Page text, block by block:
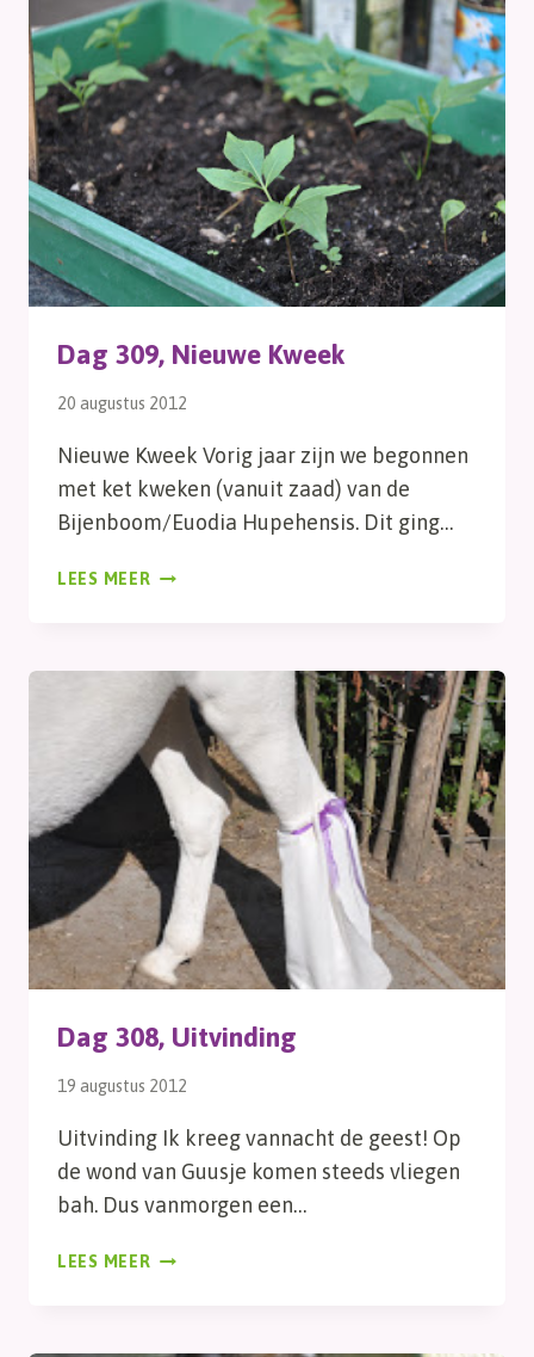
Dag 309, Nieuwe Kweek
20 augustus 2012
Nieuwe Kweek Vorig jaar zijn we begonnen
met ket kweken (vanuit zaad) van de
Bijenboom/Euodia Hupehensis. Dit ging…
LEES MEER DAG
Dag 308, Uitvinding
19 augustus 2012
Uitvinding Ik kreeg vannacht de geest! Op
de wond van Guusje komen steeds vliegen
bah. Dus vanmorgen een…
LEES MEER DAG